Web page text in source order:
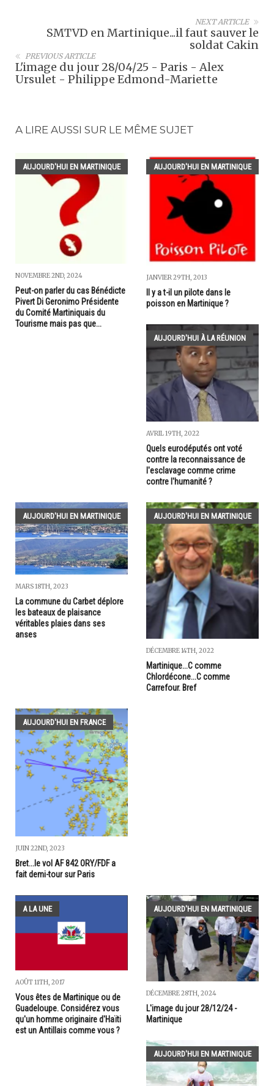
NEXT ARTICLE
SMTVD en Martinique...il faut sauver le
soldat Cakin
PREVIOUS ARTICLE
L'image du jour 28/04/25 - Paris - Alex
Ursulet - Philippe Edmond-Mariette
A LIRE AUSSI SUR LE MÊME SUJET
AUJOURD'HUI EN MARTINIQUE
NOVEMBRE 2ND, 2024
Peut-on parler du cas Bénédicte
Pivert Di Geronimo Présidente
du Comité Martiniquais du
Tourisme mais pas que...
AUJOURD'HUI EN MARTINIQUE
JANVIER 29TH, 2013
Il y a t-il un pilote dans le
poisson en Martinique ?
AUJOURD'HUI À LA RÉUNION
AVRIL 19TH, 2022
Quels eurodéputés ont voté
contre la reconnaissance de
l'esclavage comme crime
contre l'humanité­ ?
AUJOURD'HUI EN MARTINIQUE
MARS 18TH, 2023
La commune du Carbet déplore
les bateaux de plaisance
véritables plaies dans ses
anses
AUJOURD'HUI EN MARTINIQUE
DÉCEMBRE 14TH, 2022
Martinique...C comme
Chlordécone...C comme
Carrefour. Bref
AUJOURD'HUI EN FRANCE
JUIN 22ND, 2023
Bret...le vol AF 842 ORY/FDF a
fait demi-tour sur Paris
A LA UNE
AOÛT 11TH, 2017
Vous êtes de Martinique ou de
Guadeloupe. Considérez vous
qu'un homme originaire d'Haïti
est un Antillais comme vous ?
AUJOURD'HUI EN MARTINIQUE
DÉCEMBRE 28TH, 2024
L'image du jour 28/12/24 -
Martinique
AUJOURD'HUI EN MARTINIQUE